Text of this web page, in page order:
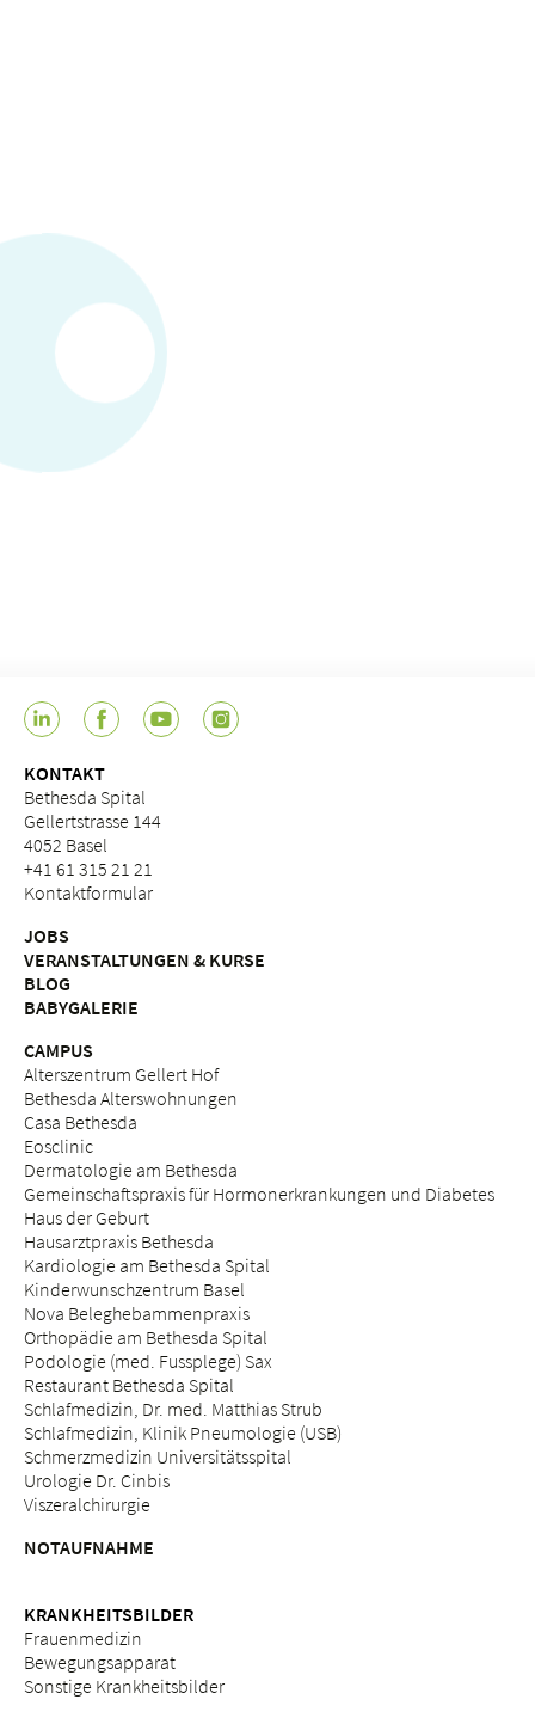
KONTAKT
Bethesda Spital
Gellertstrasse 144
4052 Basel
+41 61 315 21 21
Kontaktformular
JOBS
VERANSTALTUNGEN & KURSE
BLOG
BABYGALERIE
CAMPUS
Alterszentrum Gellert Hof
Bethesda Alterswohnungen
Casa Bethesda
Eosclinic
Dermatologie am Bethesda
Gemeinschaftspraxis für Hormonerkrankungen und Diabetes
Haus der Geburt
Hausarztpraxis Bethesda
Kardiologie am Bethesda Spital
Kinderwunschzentrum Basel
Nova Beleghebammenpraxis
Orthopädie am Bethesda Spital
Podologie (med. Fussplege) Sax
Restaurant Bethesda Spital
Schlafmedizin, Dr. med. Matthias Strub
Schlafmedizin, Klinik Pneumologie (USB)
Schmerzmedizin Universitätsspital
Urologie Dr. Cinbis
Viszeralchirurgie
NOTAUFNAHME
KRANKHEITSBILDER
Frauenmedizin
Bewegungsapparat
Sonstige Krankheitsbilder